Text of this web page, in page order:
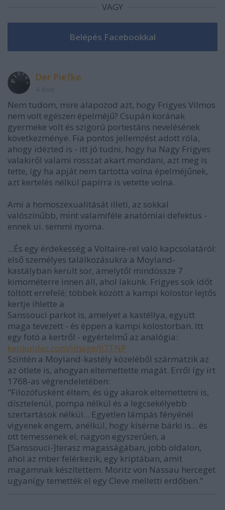
VAGY
Der Piefke
Nem tudom, mire alapozod azt, hogy Frigyes Vilmos
nem volt egészen épelméjű? Csupán korának
gyermeke volt és szigorú portestáns nevelésének
következménye. Fia pontos jellemzést adott róla,
ahogy idézted is - itt jó tudni, hogy ha Nagy Frigyes
valakiről valami rosszat akart mondani, azt meg is
tette, így ha apját nem tartotta volna épelméjűnek,
azt kertelés nélkül papírra is vetette volna.
Ami a homoszexualitását illeti, az sokkal
valószínűbb, mint valamiféle anatómiai defektus -
ennek ui. semmi nyoma.
...És egy érdekesség a Voltaire-rel való kapcsolatáról:
első személyes találkozásukra a Moyland-
kastályban került sor, amelytől mindössze 7
kimométerre innen áll, ahol lakunk. Frigyes sok időt
töltött errefelé; többek között a kampi kolostor lejtős
kertje ihlette a
Sanssouci parkot is, amelyet a kastéllya, együtt
maga tevezett - és éppen a kampi kolostorban. Itt
egy fotó a kertről - egyértelmű az analógia:
kepkuldes.com/image/Jj7TNP
Szintén a Moyland-kastély közeléből szármatzik az
az ötlete is, ahogyan eltemettette magát. Erről így írt
1768-as végrendeletében:
"Filozófusként éltem, és úgy akarok eltemettetni is,
dísztelenül, pompa nélkül és a legcsekélyebb
szertartások nélkül... Egyetlen lámpás fényénél
vigyenek engem, anélkül, hogy kísérne bárki is... és
ott temessenek el, nagyon egyszerűen, a
[Sanssouci-]terasz magasságában, jobb oldalon,
ahol az mber felérkezik, egy kriptában, amit
magamnak készítettem. Moritz von Nassau herceget
ugyanígy temették el egy Cleve melletti erdőben.”